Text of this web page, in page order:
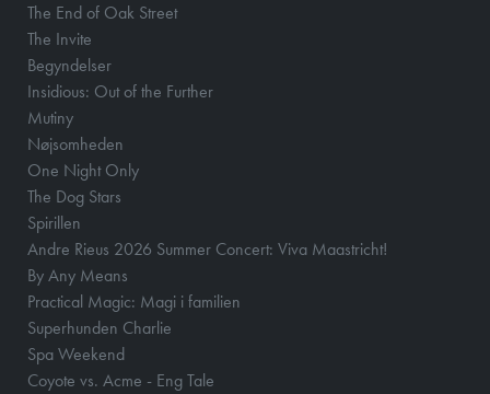
The End of Oak Street
The Invite
Begyndelser
Insidious: Out of the Further
Mutiny
Nøjsomheden
One Night Only
The Dog Stars
Spirillen
Andre Rieus 2026 Summer Concert: Viva Maastricht!
By Any Means
Practical Magic: Magi i familien
Superhunden Charlie
Spa Weekend
Coyote vs. Acme - Eng Tale